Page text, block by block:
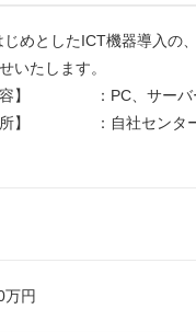
めとしたICT機器導入の
いたします。
容】 ：PC、サーバー
所】 ：自社センター内
万円